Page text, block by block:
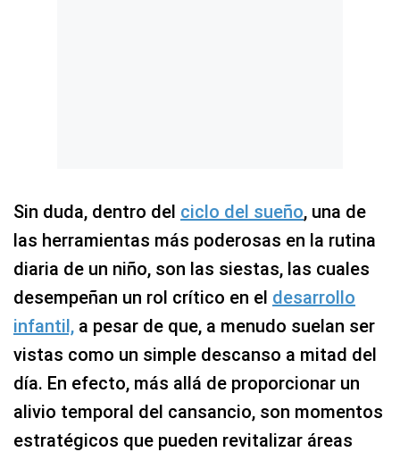
Sin duda, dentro del ciclo del sueño, una de
las herramientas más poderosas en la rutina
diaria de un niño, son las siestas, las cuales
desempeñan un rol crítico en el desarrollo
infantil, a pesar de que, a menudo suelan ser
vistas como un simple descanso a mitad del
día. En efecto, más allá de proporcionar un
alivio temporal del cansancio, son momentos
estratégicos que pueden revitalizar áreas